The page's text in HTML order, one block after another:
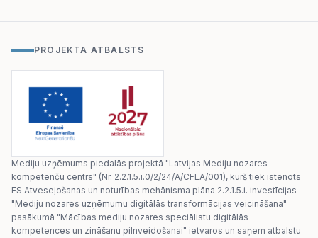
PROJEKTA ATBALSTS
Mediju uzņēmums piedalās projektā "Latvijas Mediju nozares
kompetenču centrs" (Nr. 2.2.1.5.i.0/2/24/A/CFLA/001), kurš tiek īstenots
ES Atveseļošanas un noturības mehānisma plāna 2.2.1.5.i. investīcijas
"Mediju nozares uzņēmumu digitālās transformācijas veicināšana"
pasākumā "Mācības mediju nozares speciālistu digitālās
kompetences un zināšanu pilnveidošanai" ietvaros un saņem atbalstu